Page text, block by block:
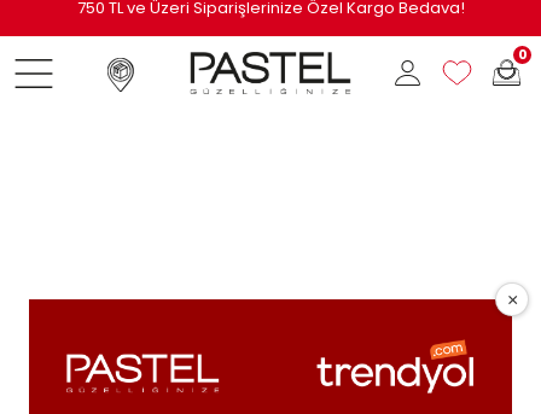
750 TL ve Üzeri Siparişlerinize Özel Kargo Bedava!
0